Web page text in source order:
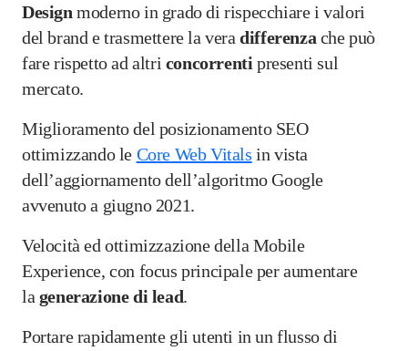
Designmoderno in grado di rispecchiare i valori
del brand e trasmettere la veradifferenza che può
fare rispetto ad altri concorrentipresenti sul
mercato.
Miglioramento del posizionamento SEO
ottimizzando le Core Web Vitals in vista
dell’aggiornamento dell’algoritmo Google
avvenuto a giugno 2021.
Velocità ed ottimizzazione della Mobile
Experience, con focus principale per aumentare
la generazione di lead.
Portare rapidamente gli utenti in un flusso di